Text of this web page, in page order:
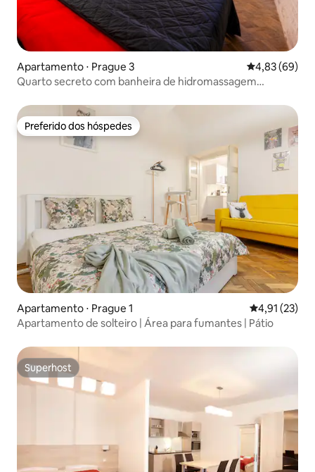
Apartamento ⋅ Prague 3 4,83 de uma
4,83 (69)
Quarto secreto com banheira de hidromassagem
Preferido dos hóspedes
Preferido dos hóspedes
Apartamento ⋅ Prague 1 4,91 de uma
4,91 (23)
Apartamento de solteiro | Área para fumantes | Pátio
Superhost
Superhost